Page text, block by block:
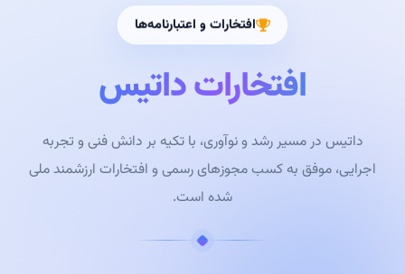
افتخارات و اعتبارنامه‌ها
افتخارات داتیس
داتیس در مسیر رشد و نوآوری، با تکیه بر دانش فنی و تجربه
اجرایی، موفق به کسب مجوزهای رسمی و افتخارات ارزشمند ملی
شده است.